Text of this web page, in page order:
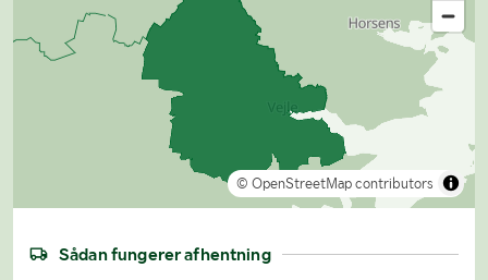
© OpenStreetMap contributors
Sådan fungerer afhentning